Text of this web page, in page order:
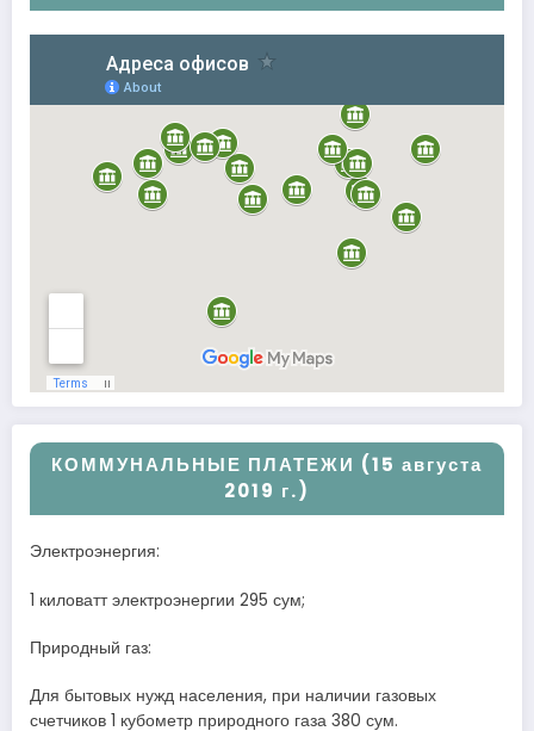
КОММУНАЛЬНЫЕ ПЛАТЕЖИ (15 августа
2019 г.)
Электроэнергия:
1 киловатт электроэнергии 295 сум;
Природный газ:
Для бытовых нужд населения, при наличии газовых
счетчиков 1 кубометр природного газа 380 сум.